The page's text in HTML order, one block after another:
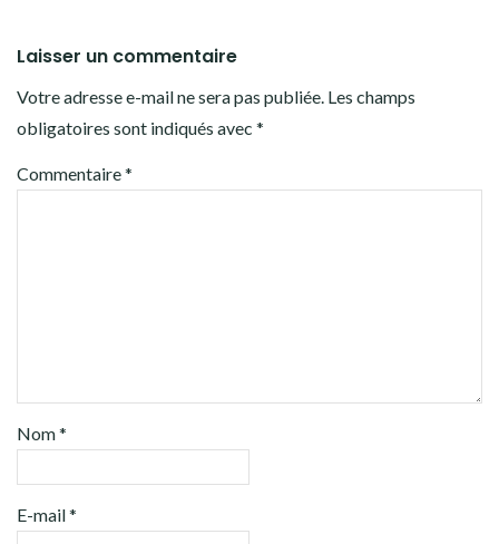
Laisser un commentaire
Votre adresse e-mail ne sera pas publiée. Les champs
obligatoires sont indiqués avec *
Commentaire*
Nom*
E-mail*